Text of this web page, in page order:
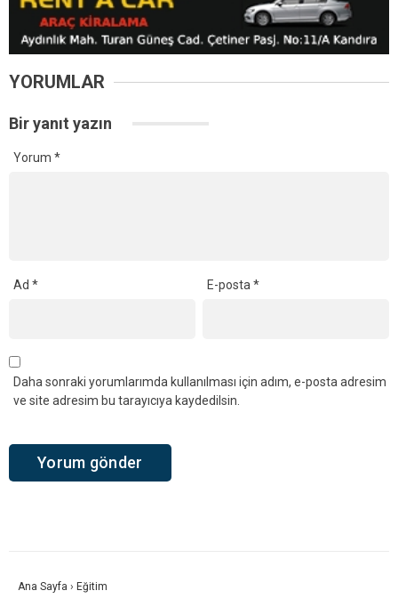
YORUMLAR
Bir yanıt yazın
Yorum *
Ad * E-posta*
Daha sonraki yorumlarımda kullanılması için adım, e-posta adresim
ve site adresim bu tarayıcıya kaydedilsin.
Ana Sayfa › Eğitim